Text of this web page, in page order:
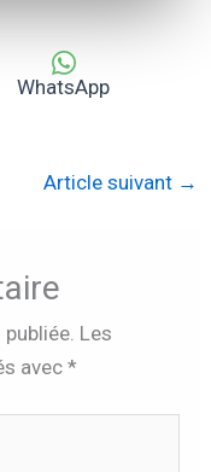
WhatsApp
Article suivant →
Les
avec*